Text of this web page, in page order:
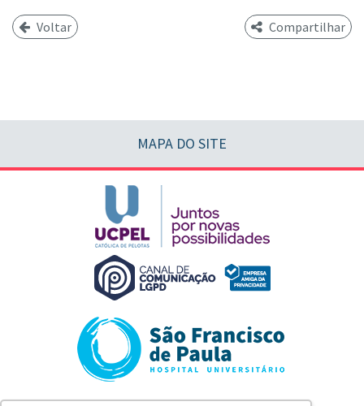
Voltar Compartilhar
MAPA DO SITE